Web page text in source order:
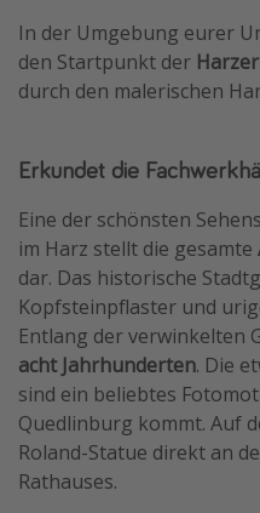
In der Umgebung eurer
den Startpunkt der
durch den malerischen
Erkundet die
Eine der schönsten
im Harz stellt die gesamte
dar. Das historische
Kopfsteinpflaster und
Entlang der verwinkelten
acht Jahrhunderten. Die
sind ein beliebtes
Quedlinburg kommt. Auf
Roland-Statue direkt an
Rathauses.